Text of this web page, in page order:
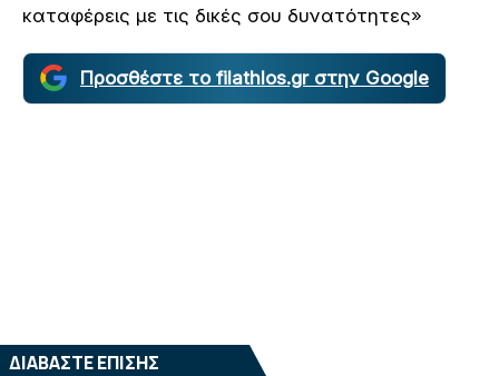
καταφέρεις με τις δικές σου δυνατότητες»
Προσθέστε το filathlos.gr στην Google
ΔΙΑΒΑΣΤΕ ΕΠΙΣΗΣ